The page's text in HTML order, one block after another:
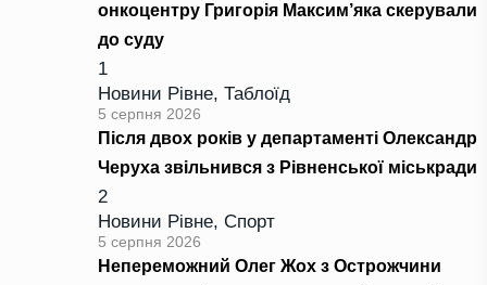
онкоцентру Григорія Максим’яка скерували
до суду
1
Новини Рівне, Таблоїд
5 серпня 2026
Після двох років у департаменті Олександр
Черуха звільнився з Рівненської міськради
2
Новини Рівне, Спорт
5 серпня 2026
Непереможний Олег Жох з Острожчини